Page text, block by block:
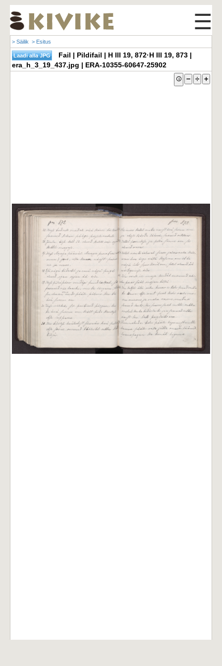
☰
> Säilik > Esitus
Fail | Pildifail | H III 19, 872·H III 19, 873 |
era_h_3_19_437.jpg | ERA-10355-60647-25902